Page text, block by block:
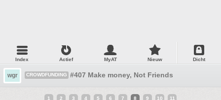
Index Actief MyAT Nieuw Dicht
wgr CROWDFUNDING #407 Make money, Not Friends
1 2 3 4 5 6 7 8 9 10 11